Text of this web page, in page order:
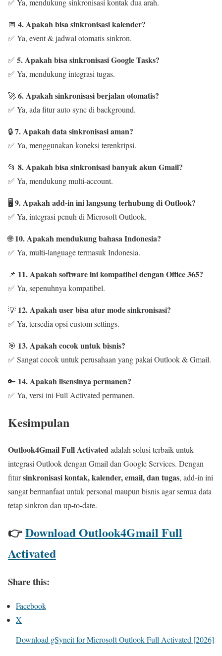
✅ Ya, mendukung sinkronisasi kontak dua arah.
📅 4. Apakah bisa sinkronisasi kalender?
✅ Ya, event & jadwal otomatis sinkron.
✅ 5. Apakah bisa sinkronisasi Google Tasks?
✅ Ya, mendukung integrasi tugas.
🚀6. Apakah sinkronisasi berjalan otomatis?
✅ Ya, ada fitur auto sync di background.
🔒7. Apakah data sinkronisasi aman?
✅ Ya, menggunakan koneksi terenkripsi.
📂 8. Apakah bisa sinkronisasi banyak akun Gmail?
✅ Ya, mendukung multi-account.
🖥️ 9. Apakah add-in ini langsung terhubung di Outlook?
✅ Ya, integrasi penuh di Microsoft Outlook.
🌐10. Apakah mendukung bahasa Indonesia?
✅ Ya, multi-language termasuk Indonesia.
📌 11. Apakah software ini kompatibel dengan Office 365?
✅ Ya, sepenuhnya kompatibel.
💡 12. Apakah user bisa atur mode sinkronisasi?
✅ Ya, tersedia opsi custom settings.
🎯 13. Apakah cocok untuk bisnis?
✅ Sangat cocok untuk perusahaan yang pakai Outlook & Gmail.
🔑 14. Apakah lisensinya permanen?
✅ Ya, versi ini Full Activated permanen.
Kesimpulan
Outlook4Gmail Full Activatedadalah solusi terbaik untuk
integrasi Outlook dengan Gmail dan Google Services. Dengan
fitursinkronisasi kontak, kalender, email, dan tugas, add-in ini
sangat bermanfaat untuk personal maupun bisnis agar semua data
tetap sinkron dan up-to-date.
👉Download Outlook4Gmail Full
Activated
Share this:
Facebook
X
Download gSyncit for Microsoft Outlook Full Activated [2026]